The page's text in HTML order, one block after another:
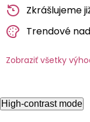
Zkrášlujeme
Trendové
Zobraziť všetky
High-contrast mode